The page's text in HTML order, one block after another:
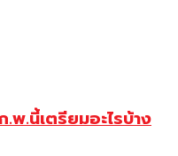
.พ.นี้เตรียมอะไรบ้าง